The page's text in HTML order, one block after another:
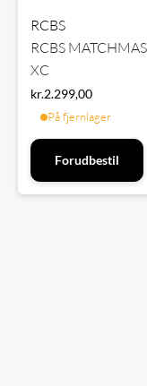
RCBS
RCBS
XC
kr.2.299,00
På fjernlager
Forudbestil